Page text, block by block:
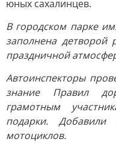
юных сахалинцев.
В городском парке
заполнена детворой
праздничной
Автоинспекторы
знание Правил
грамотным
подарки. Добавили
мотоциклов.